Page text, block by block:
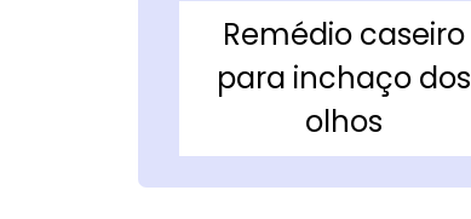
Remédio caseiro
para inchaço dos
olhos